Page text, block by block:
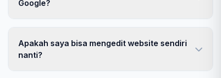
Google?
Apakah saya bisa mengedit website sendiri
nanti?